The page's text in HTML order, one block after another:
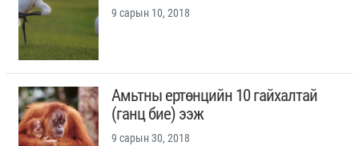
9 сарын 10, 2018
Амьтны ертөнцийн 10 гайхалтай
(ганц бие) ээж
9 сарын 30, 2018